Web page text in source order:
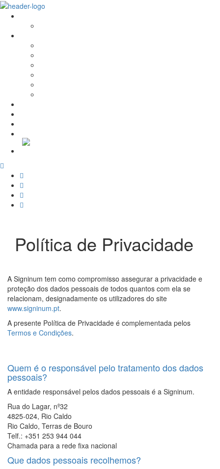
Política de Privacidade
A Signinum tem como compromisso assegurar a privacidade e
proteção dos dados pessoais de todos quantos com ela se
relacionam, designadamente os utilizadores do site
www.signinum.pt.
A presente Política de Privacidade é complementada pelos
Termos e Condições.
Quem é o responsável pelo tratamento dos dados
pessoais?
A entidade responsável pelos dados pessoais é a Signinum.
Rua do Lagar, nº32
4825-024, Rio Caldo
Rio Caldo, Terras de Bouro
Telf.: +351 253 944 044
Chamada para a rede fixa nacional
Que dados pessoais recolhemos?